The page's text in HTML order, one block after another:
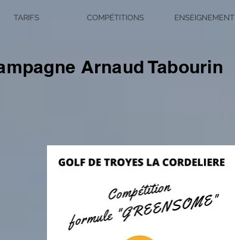
TARIFS COMPÉTITIONS ENSEIGNEMENT
Arnaud Tabourin